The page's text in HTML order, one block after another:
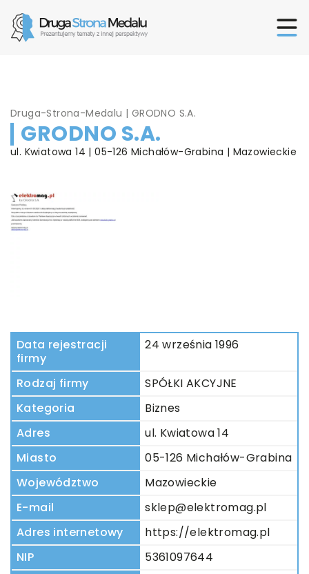
Druga-Strona-Medalu | GRODNO S.A.
GRODNO S.A.
ul. Kwiatowa 14 | 05-126 Michałów-Grabina | Mazowieckie
Data rejestracji
firmy
24 września 1996
Rodzaj firmy
SPÓŁKI AKCYJNE
Kategoria
Biznes
Adres
ul. Kwiatowa 14
Miasto
05-126 Michałów-Grabina
Województwo
Mazowieckie
E-mail
sklep@elektromag.pl
Adres internetowy
https://elektromag.pl
NIP
5361097644